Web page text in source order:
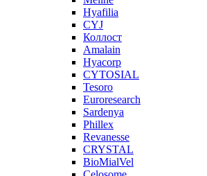
Hyafilia
CYJ
Коллост
Amalain
Hyacorp
CYTOSIAL
Tesoro
Euroresearch
Sardenya
Phillex
Revanesse
CRYSTAL
BioMialVel